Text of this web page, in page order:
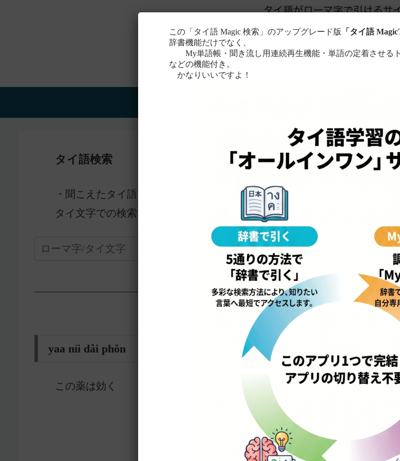
タイ語検索
・聞こえたタイ語を一番近いと
ローマ字に置き換えて検索！
タイ文字での検索も含め、詳しくは
こちら。
—————————————————-
yaa níi dâi phǒn ยานี้ได้ผล
この薬は効く
この「タイ語 Magic 検索」のアップグレード版 「タイ語
辞書機能だけでなく、
My単語帳・聞き流し用連続再生機能・単語の定着させる
などの機能付き。
かなりいいですよ！